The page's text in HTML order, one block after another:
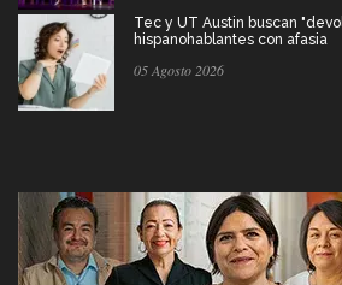
Tec y UT Austin buscan
hispanohablantes con afasia
05 Agosto 2026